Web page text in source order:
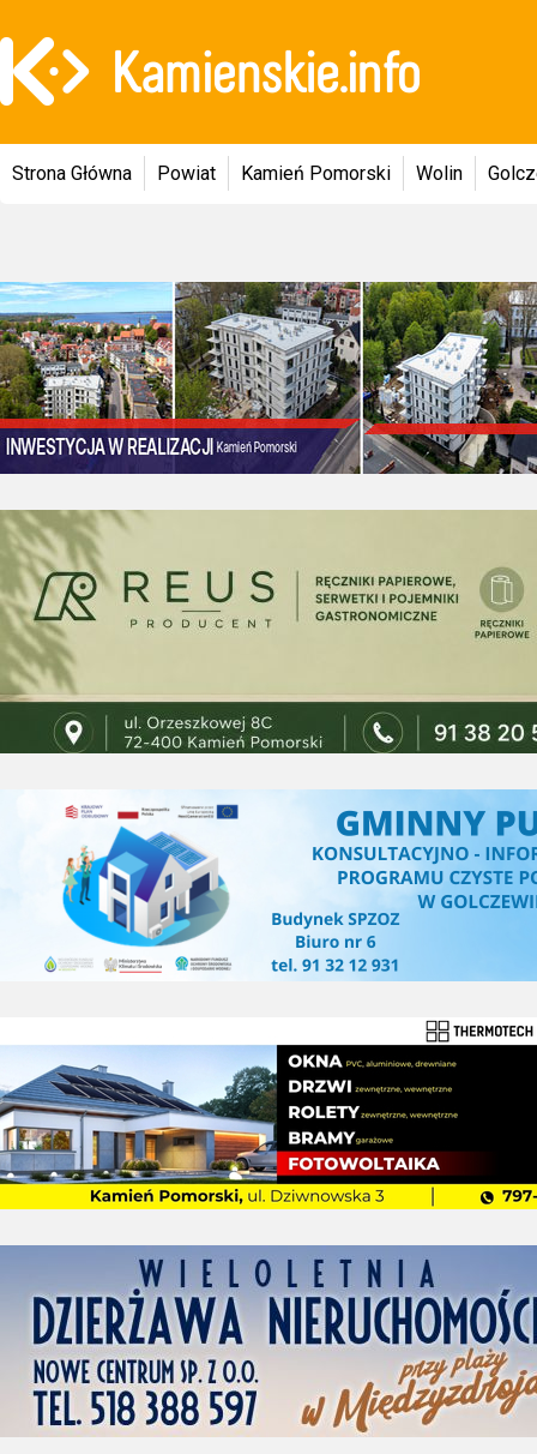
Strona Główna Powiat Kamień Pomorski Wolin